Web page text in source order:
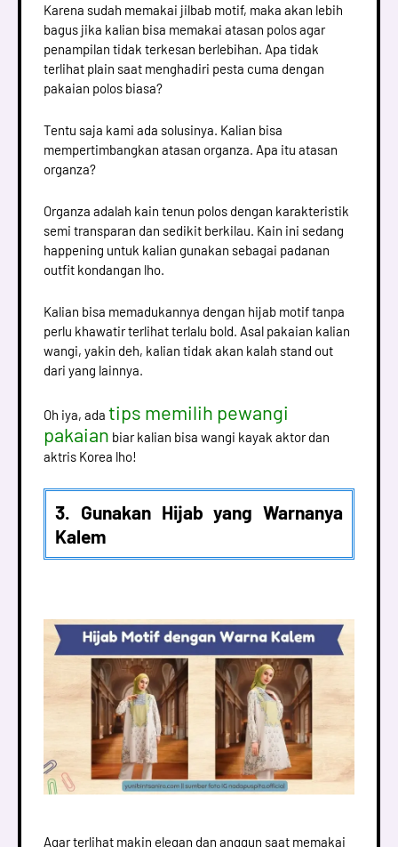
Karena sudah memakai jilbab motif, maka akan lebih
bagus jika kalian bisa memakai atasan polos agar
penampilan tidak terkesan berlebihan. Apa tidak
terlihat plain saat menghadiri pesta cuma dengan
pakaian polos biasa?
Tentu saja kami ada solusinya. Kalian bisa
mempertimbangkan atasan organza. Apa itu atasan
organza?
Organza adalah kain tenun polos dengan karakteristik
semi transparan dan sedikit berkilau. Kain ini sedang
happening untuk kalian gunakan sebagai padanan
outfit kondangan lho.
Kalian bisa memadukannya dengan hijab motif tanpa
perlu khawatir terlihat terlalu bold. Asal pakaian kalian
wangi, yakin deh, kalian tidak akan kalah stand out
dari yang lainnya.
Oh iya, ada tips memilih pewangi
pakaian biar kalian bisa wangi kayak aktor dan
aktris Korea lho!
3. Gunakan Hijab yang Warnanya
Kalem
Agar terlihat makin elegan dan anggun saat memakai